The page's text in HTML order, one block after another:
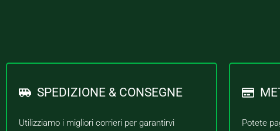
SPEDIZIONE & CONSEGNE
Utilizziamo i migliori corrieri per garantirvi
Potete